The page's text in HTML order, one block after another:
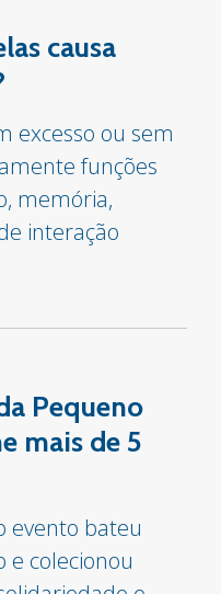
causa
excesso ou sem
funções
memória,
interação
Pequeno
mais de 5
evento bateu
e colecionou